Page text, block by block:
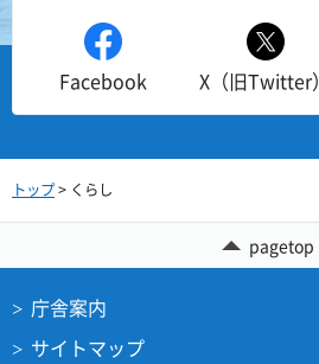
Facebook X（旧Twitter）
トップ> くらし
pagetop
庁舎案内
サイトマップ